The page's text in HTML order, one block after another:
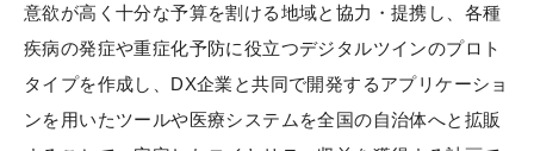
意欲が高く十分な予算を割ける地域と協力・提携し、各種
疾病の発症や重症化予防に役立つデジタルツインのプロト
タイプを作成し、DX企業と共同で開発するアプリケーショ
ンを用いたツールや医療システムを全国の自治体へと拡販